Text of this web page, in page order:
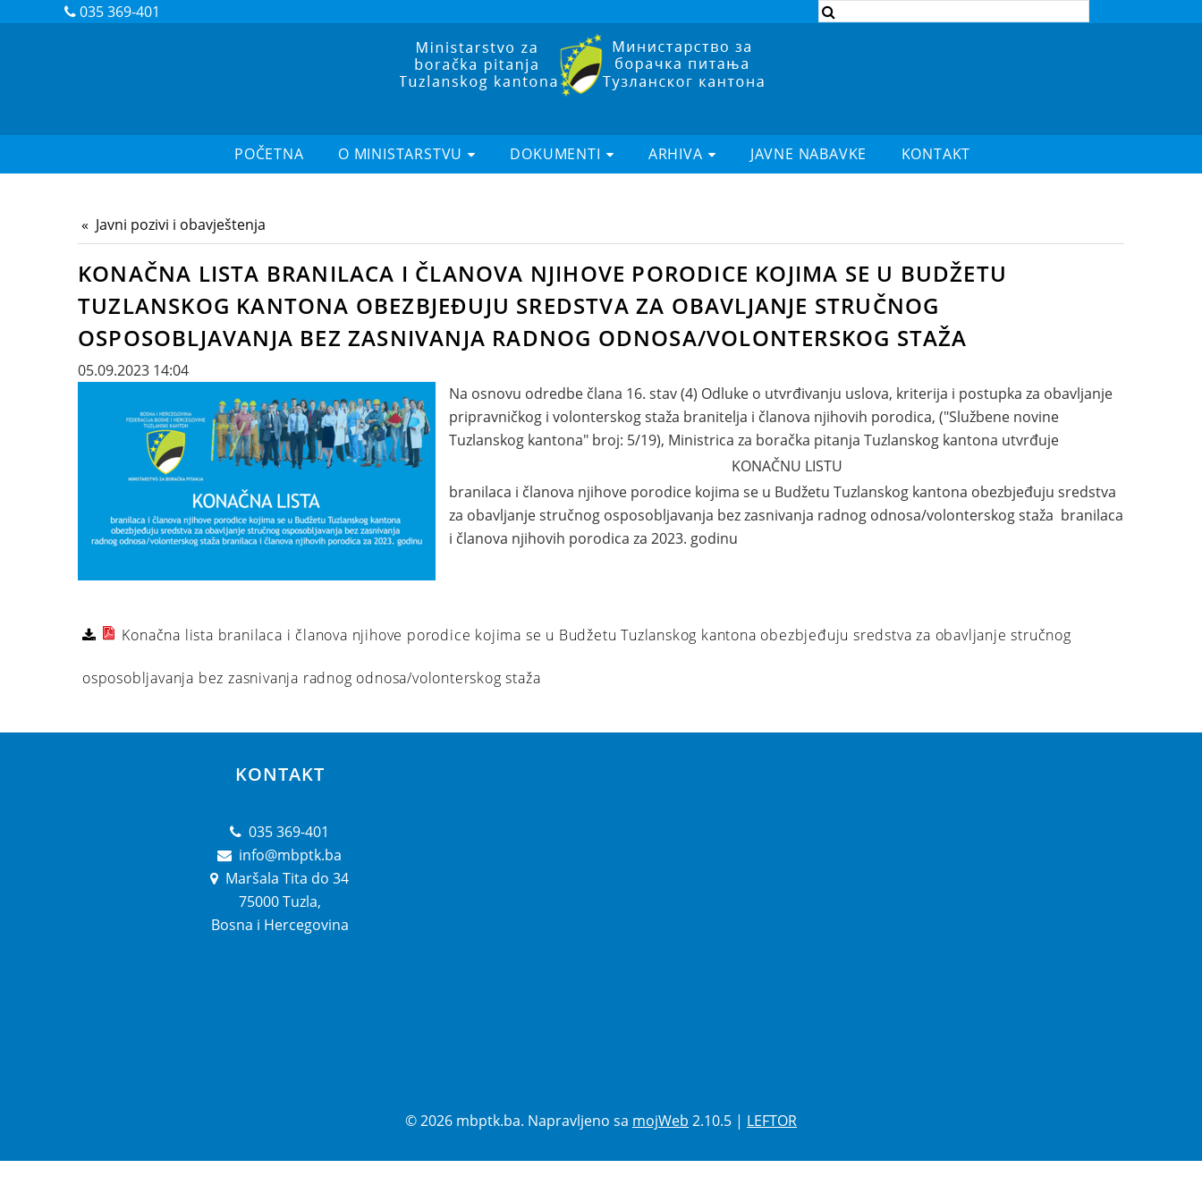
035 369-401
POČETNA O MINISTARSTVU DOKUMENTI ARHIVA JAVNE NABAVKE KONTAKT
Javni pozivi i obavještenja
KONAČNA LISTA BRANILACA I ČLANOVA NJIHOVE PORODICE KOJIMA SE U BUDŽETU
TUZLANSKOG KANTONA OBEZBJEĐUJU SREDSTVA ZA OBAVLJANJE STRUČNOG
OSPOSOBLJAVANJA BEZ ZASNIVANJA RADNOG ODNOSA/VOLONTERSKOG STAŽA
05.09.2023 14:04
Na osnovu odredbe člana 16. stav (4) Odluke o utvrđivanju uslova, kriterija i postupka za obavljanje
pripravničkog i volonterskog staža branitelja i članova njihovih porodica, ("Službene novine
Tuzlanskog kantona" broj: 5/19), Ministrica za boračka pitanja Tuzlanskog kantona utvrđuje
KONAČNU LISTU
branilaca i članova njihove porodice kojima se u Budžetu Tuzlanskog kantona obezbjeđuju sredstva
za obavljanje stručnog osposobljavanja bez zasnivanja radnog odnosa/volonterskog staža branilaca
i članova njihovih porodica za 2023. godinu
Konačna lista branilaca i članova njihove porodice kojima se u Budžetu Tuzlanskog kantona obezbjeđuju sredstva za obavljanje stručnog
osposobljavanja bez zasnivanja radnog odnosa/volonterskog staža
KONTAKT
035 369-401
info@mbptk.ba
Maršala Tita do 34
75000 Tuzla,
Bosna i Hercegovina
© 2026 mbptk.ba. Napravljeno sa mojWeb 2.10.5 | LEFTOR